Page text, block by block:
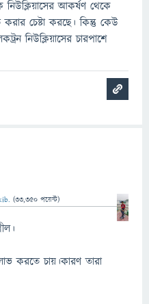
আকর্ষণ থেকে
চেষ্টা করছে। কিন্তু কেউ
নিউক্লিয়াসের চারপাশে
(33,350 পয়েন্ট)
করতে চায়।কারণ তারা